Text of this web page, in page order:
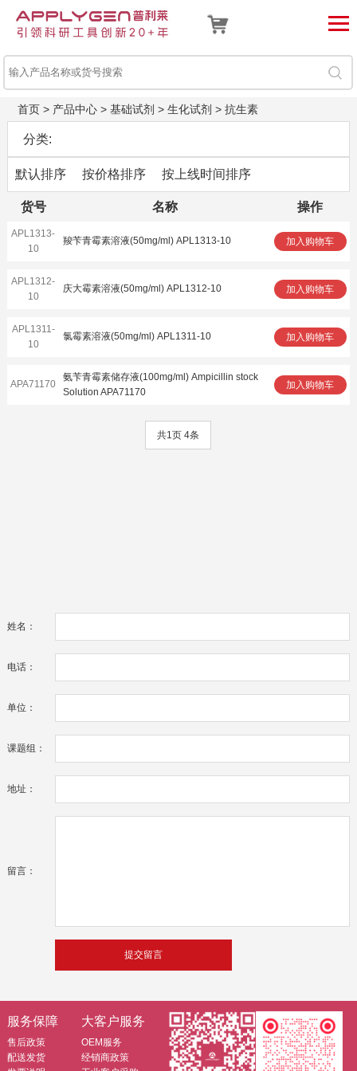
首页> 产品中心> 基础试剂 > 生化试剂 > 抗生素
分类:
默认排序 按价格排序 按上线时间排序
货号 名称 操作
APL1313-
10
羧苄青霉素溶液(50mg/ml) APL1313-10 加入购物车
APL1312-
10
庆大霉素溶液(50mg/ml) APL1312-10 加入购物车
APL1311-
10
氯霉素溶液(50mg/ml) APL1311-10 加入购物车
APA71170
氨苄青霉素储存液(100mg/ml) Ampicillin stock
Solution APA71170
加入购物车
共1页 4条
姓名：
电话：
单位：
课题组：
地址：
留言：
服务保障
售后政策
配送发货
大客户服务
OEM服务
经销商政策